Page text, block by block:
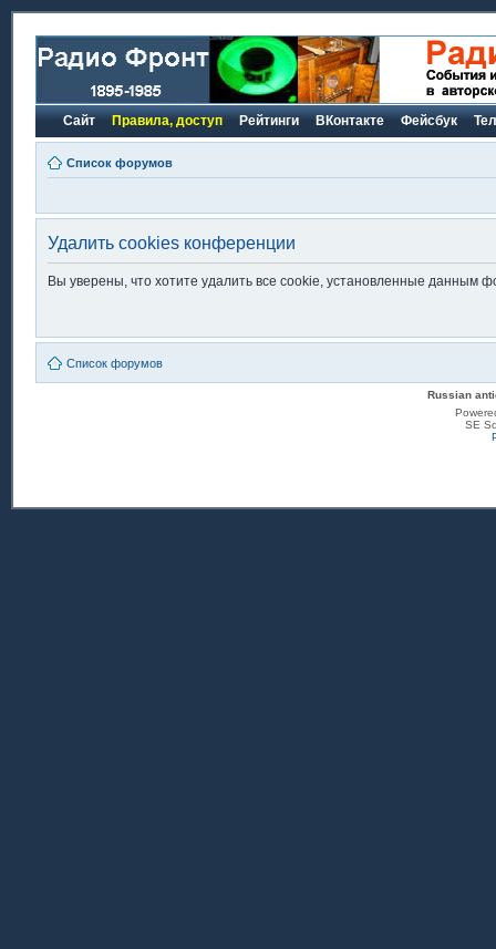
Сайт Правила, доступ Рейтинги ВКонтакте Фейсбук
Список форумов
Удалить cookies конференции
Вы уверены, что хотите удалить все cookie, установленные данным
Список форумов
Russian
SE